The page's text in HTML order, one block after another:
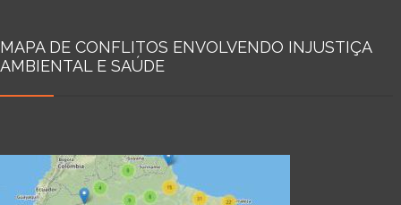
MAPA DE CONFLITOS ENVOLVENDO INJUSTIÇA
AMBIENTAL E SAÚDE